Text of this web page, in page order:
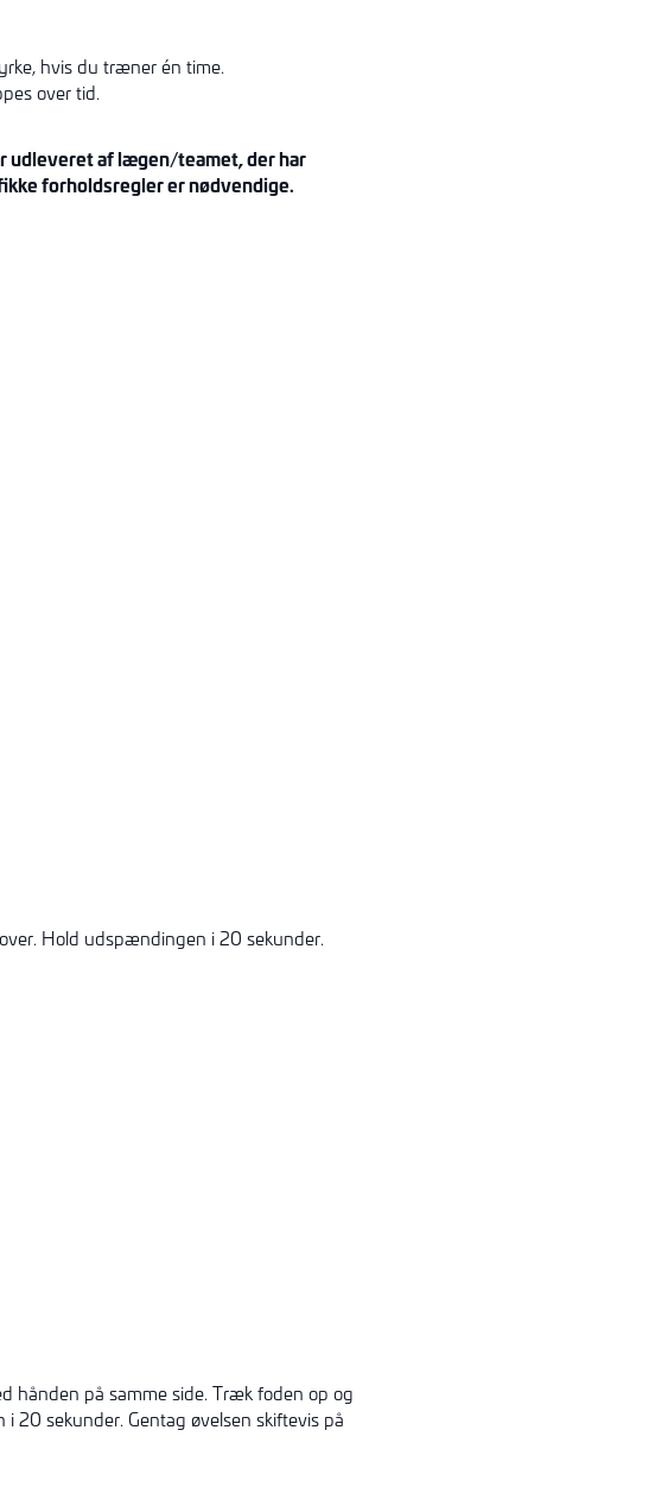
hvis du træner én time.
over tid.
udleveret af lægen/teamet, der har
forholdsregler er nødvendige.
Hold udspændingen i 20 sekunder.
hånden på samme side. Træk foden op og
sekunder. Gentag øvelsen skiftevis på